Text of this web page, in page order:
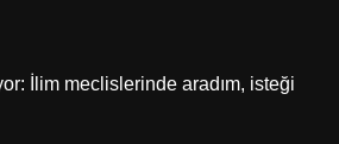
İlim meclislerinde aradım, isteği